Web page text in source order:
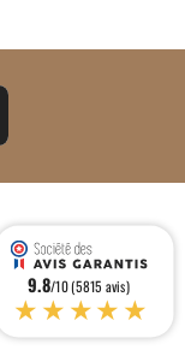
9.8/10 (5815 avis)
★★★★★